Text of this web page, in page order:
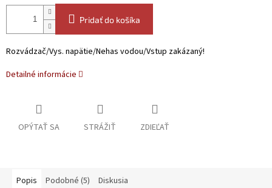
Pridať do košíka
Rozvádzač/Vys. napätie/Nehas vodou/Vstup zakázaný!
Detailné informácie
OPÝTAŤ SA STRÁŽIŤ ZDIEĽAŤ
Popis Podobné (5) Diskusia